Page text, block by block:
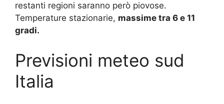
restanti regioni saranno però piovose.
Temperature stazionarie, massime tra 6 e 11
gradi.
Previsioni meteo sud
Italia